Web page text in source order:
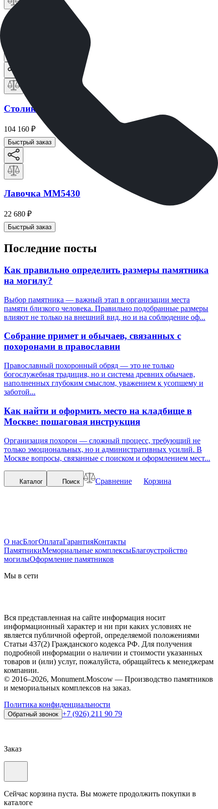
Столик ММ5427
104 160 ₽
Быстрый заказ
Лавочка ММ5430
22 680 ₽
Быстрый заказ
Последние посты
Как правильно определить размеры памятника
на могилу?
Выбор памятника — важный этап в организации места
памяти близкого человека. Правильно подобранные размеры
влияют не только на внешний вид, но и на соблюдение оф...
Собрание примет и обычаев, связанных с
похоронами в православии
Православный похоронный обряд — это не только
богослужебная традиция, но и система древних обычаев,
наполненных глубоким смыслом, уважением к усопшему и
заботой...
Как найти и оформить место на кладбище в
Москве: пошаговая инструкция
Организация похорон — сложный процесс, требующий не
только эмоциональных, но и административных усилий. В
Москве вопросы, связанные с поиском и оформлением мест...
Каталог Поиск Сравнение Корзина
О насБлогОплатаГарантияКонтакты
ПамятникиМемориальные комплексыБлагоустройство
могилыОформление памятников
Мы в сети
Вся представленная на сайте информация носит
информационный характер и ни при каких условиях не
является публичной офертой, определяемой положениями
Статьи 437(2) Гражданского кодекса РФ. Для получения
подробной информации о наличии и стоимости указанных
товаров и (или) услуг, пожалуйста, обращайтесь к менеджерам
компании.
© 2016–2026, Monument.Moscow — Производство памятников
и мемориальных комплексов на заказ.
Политика конфиденциальности
Обратный звонок +7 (926) 211 90 79
Заказ
Сейчас корзина пуста. Вы можете продолжить покупки в
каталоге